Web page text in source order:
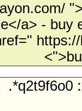
a> - buy